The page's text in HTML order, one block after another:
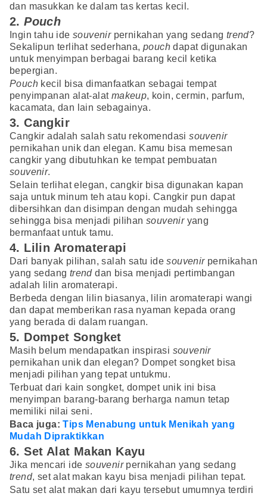
dan masukkan ke dalam tas kertas kecil.
2.Pouch
Ingin tahu ide souvenirpernikahan yang sedang trend?
Sekalipun terlihat sederhana, pouch dapat digunakan
untuk menyimpan berbagai barang kecil ketika
bepergian.
Pouch kecil bisa dimanfaatkan sebagai tempat
penyimpanan alat-alat makeup, koin, cermin, parfum,
kacamata, dan lain sebagainya.
3. Cangkir
Cangkir adalah salah satu rekomendasisouvenir
pernikahan unik dan elegan. Kamu bisa memesan
cangkir yang dibutuhkan ke tempat pembuatan
souvenir.
Selain terlihat elegan, cangkir bisa digunakan kapan
saja untuk minum teh atau kopi. Cangkir pun dapat
dibersihkan dan disimpan dengan mudah sehingga
sehingga bisa menjadi pilihan souveniryang
bermanfaat untuk tamu.
4. Lilin Aromaterapi
Dari banyak pilihan, salah satu idesouvenirpernikahan
yang sedang trenddan bisa menjadi pertimbangan
adalah lilin aromaterapi.
Berbeda dengan lilin biasanya, lilin aromaterapi wangi
dan dapat memberikan rasa nyaman kepada orang
yang berada di dalam ruangan.
5. Dompet Songket
Masih belum mendapatkan inspirasi souvenir
pernikahan unik dan elegan? Dompet songket bisa
menjadi pilihan yang tepat untukmu.
Terbuat dari kain songket, dompet unik ini bisa
menyimpan barang-barang berharga namun tetap
memiliki nilai seni.
Baca juga:Tips Menabung untuk Menikah yang
Mudah Dipraktikkan
6. Set Alat Makan Kayu
Jika mencari ide souvenirpernikahan yang sedang
trend, set alat makan kayu bisa menjadi pilihan tepat.
Satu set alat makan dari kayu tersebut umumnya terdiri